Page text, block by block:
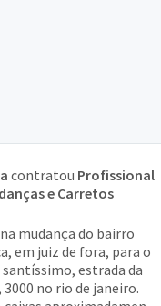
contratou Profissional
e Carretos
mudança do bairro
em juiz de fora, para o
estrada da
3000 no rio de janeiro.